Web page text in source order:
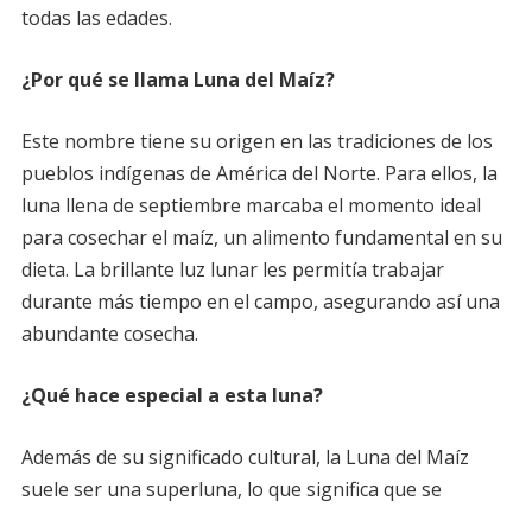
todas las edades.
¿Por qué se llama Luna del Maíz?
Este nombre tiene su origen en las tradiciones de los
pueblos indígenas de América del Norte. Para ellos, la
luna llena de septiembre marcaba el momento ideal
para cosechar el maíz, un alimento fundamental en su
dieta. La brillante luz lunar les permitía trabajar
durante más tiempo en el campo, asegurando así una
abundante cosecha.
¿Qué hace especial a esta luna?
Además de su significado cultural, la Luna del Maíz
suele ser una superluna, lo que significa que se